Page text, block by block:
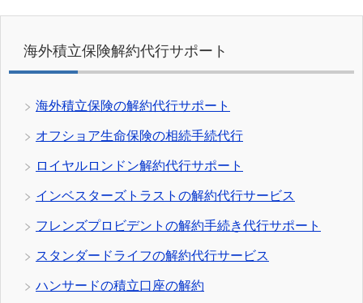
海外積立保険解約代行サポート
海外積立保険の解約代行サポート
オフショア生命保険の相続手続代行
ロイヤルロンドン解約代行サポート
インベスターズトラストの解約代行サービス
フレンズプロビデントの解約手続き代行サポート
スタンダードライフの解約代行サービス
ハンサードの積立口座の解約